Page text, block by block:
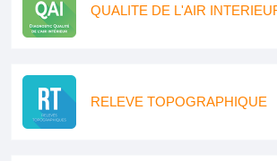
QUALITE DE L'AIR
RELEVE TOPOGRAPHIQUE